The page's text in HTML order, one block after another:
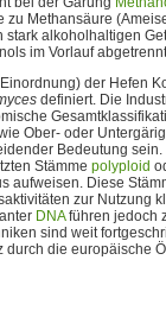
zu Methansäure
alkoholhaltigen
im Vorlauf
der Hefen
definiert. Die
Ober- oder
Bedeutung
Stämme polyploid
aufweisen. Diese
zur Nutzung
DNAführen jedoch
sind weit
durch die europäische